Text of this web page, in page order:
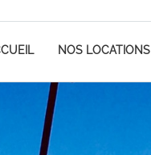
NOS LOCATIONS